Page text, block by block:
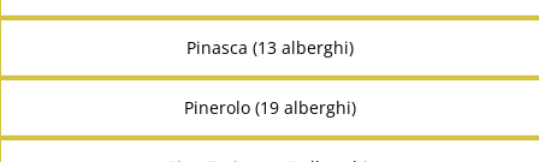
Pinasca (13 alberghi)
Pinerolo (19 alberghi)